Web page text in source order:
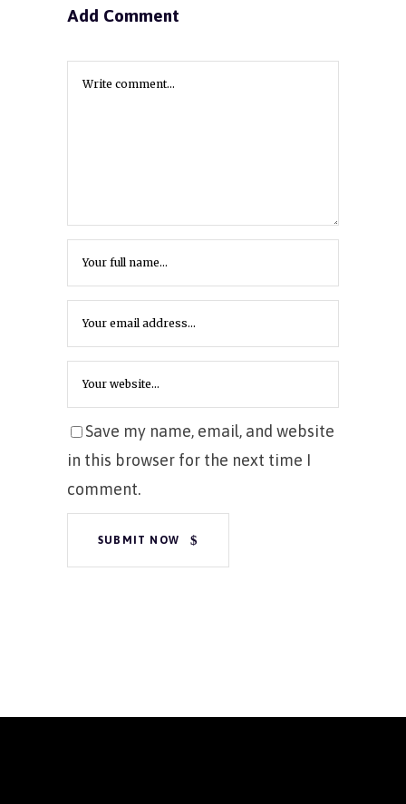
Add Comment
Save my name, email, and website
in this browser for the next time I
comment.
SUBMIT NOW